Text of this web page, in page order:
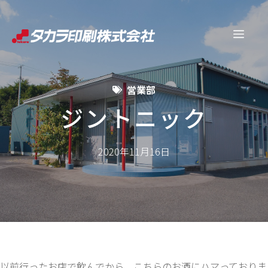
コ
ン
へ
ス
キ
プ
メ
ュ
ー
営業部
ジントニック
2020年11月16日